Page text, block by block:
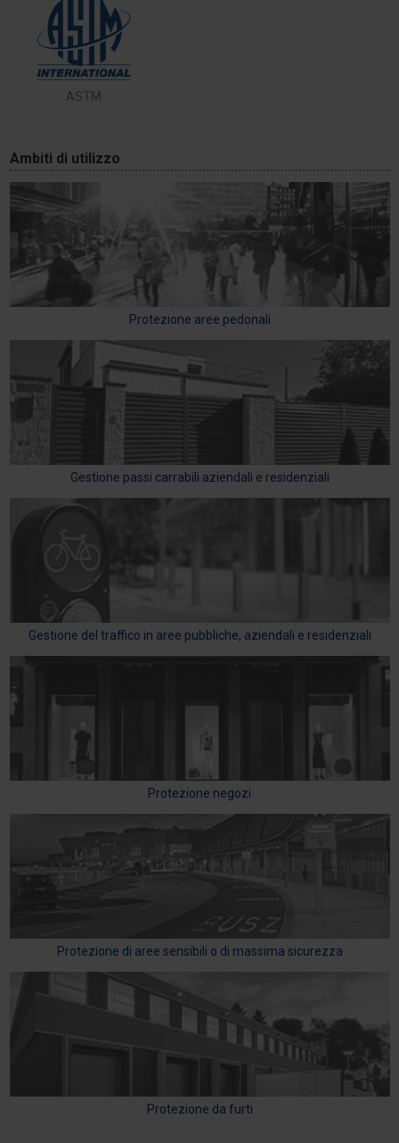
ASTM
Ambiti di utilizzo
Protezione aree pedonali
Gestione passi carrabili aziendali e residenziali
Gestione del traffico in aree pubbliche, aziendali e residenziali
Protezione negozi
Protezione di aree sensibili o di massima sicurezza
Protezione da furti